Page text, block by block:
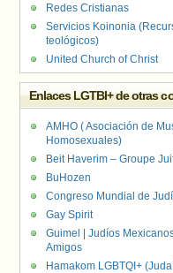
Redes Cristianas
Servicios Koinonia
teológicos)
United Church of Christ
Enlaces LGTBI+ de otras
AMHO ( Asociación de
Homosexuales)
Beit Haverim – Groupe
BuHozen
Congreso Mundial de
Gay Spirit
Guimel | Judíos
Amigos
Hamakom LGBTQI+